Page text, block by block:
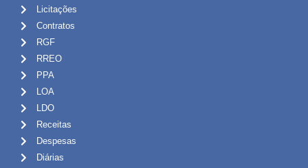
Licitações
Contratos
RGF
RREO
PPA
LOA
LDO
Receitas
Despesas
Diárias